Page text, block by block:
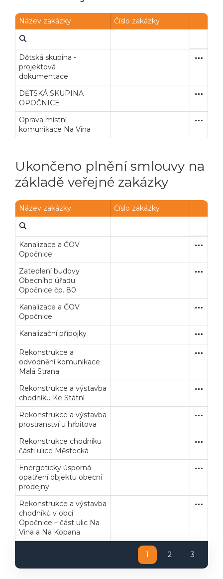
Název zakázky Číslo zakázky
Dětská skupina -
projektová
dokumentace
Služby
DĚTSKÁ SKUPINA
OPOČNICE
Oprava místní
komunikace Na Vina
Ukončeno plnění smlouvy na
základě veřejné zakázky
Název zakázky Číslo zakázky
Kanalizace a ČOV
Opočnice
Zateplení budovy
Obecního úřadu
Opočnice čp. 80
Kanalizace a ČOV
Opočnice
Kanalizační přípojky
Rekonstrukce a
odvodnění komunikace
Malá Strana
Rekonstrukce a výstavba
chodníku Ke Státní
Rekonstrukce a výstavba
prostranství u hřbitova
Rekonstrukce chodníku
části ulice Městecká
Energeticky úsporná
opatření objektu obecní
prodejny
Rekonstrukce a výstavba
chodníků v obci
Opočnice – část ulic Na
Vina a Na Kopana
1 2 3
Veřejné zakázky Zadavatel Webináře
Poslat
Powered by chaterimo